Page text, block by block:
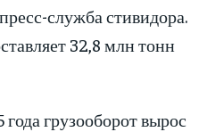
служба стивидора.
32,8 млн тонн
грузооборот вырос